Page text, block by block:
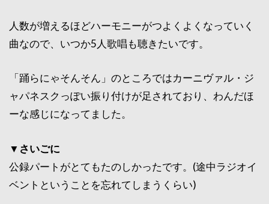
人数が増えるほどハーモニーがつよくよくなっていく
曲なので、いつか5人歌唱も聴きたいです。
「踊らにゃそんそん」のところではカーニヴァル・ジ
ャパネスクっぽい振り付けが足されており、わんだほ
ーな感じになってました。
▼さいごに
公録パートがとてもたのしかったです。(途中ラジオイ
ベントということを忘れてしまうくらい)